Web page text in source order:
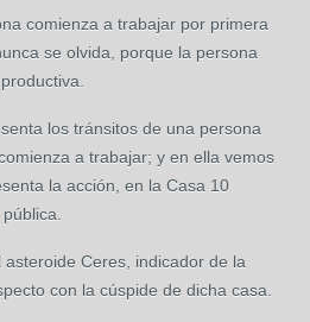
comienza a trabajar por primera
se olvida, porque la persona
los tránsitos de una persona
a trabajar; y en ella vemos
la acción, en la Casa 10
Ceres, indicador de la
con la cúspide de dicha casa.